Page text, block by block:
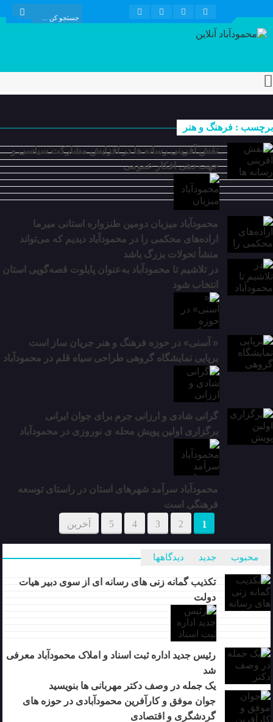
برچسب : فرهنگ و هنر
نقش آفرینی رسانه ها در افزایش مشارکت سیاسی و
جهت دهی افکار عمومی
محمودآباد میزبان دومین طنزواره استانی میرما
اراده‌های محکمی را در محمودآباد دیدیم که می‌تواند
منشأ تحولات بزرگ باشد
در تلاشیم تا محمودآباد به‌عنوان پایلوت قصه‌گویی استان
انتخاب شود
« آسنی» در حوزه فرهنگ و هنر جریان ساز است
برپایی نمایشگاه گروهی طراحی سیاه قلم در محمودآباد
گرانی شادی و ارزانی جرم برای جوان ایرانی
برگزاری اولین پویش محله ی نوروزی در محمودآباد
محمودآباد سرآمد شهرهای استان در راستای توسعه
فرهنگی است
1
2
3
4
5 آخرین
محبوب جدید دیدگاهها
تکذیب گمانه زنی های رسانه ای از سوی دبیر هیات
دولت
رئیس جدید اداره ثبت اسناد و املاک محمودآباد معرفی
شد
یک جمله در وصف دکتر مهربانی ها بنویسید
جوان موفق و کارآفرین محمودآبادی در حوزه های
گردشگری و اقتصادی